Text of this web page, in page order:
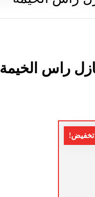
راس الخيمة
تخفيض!